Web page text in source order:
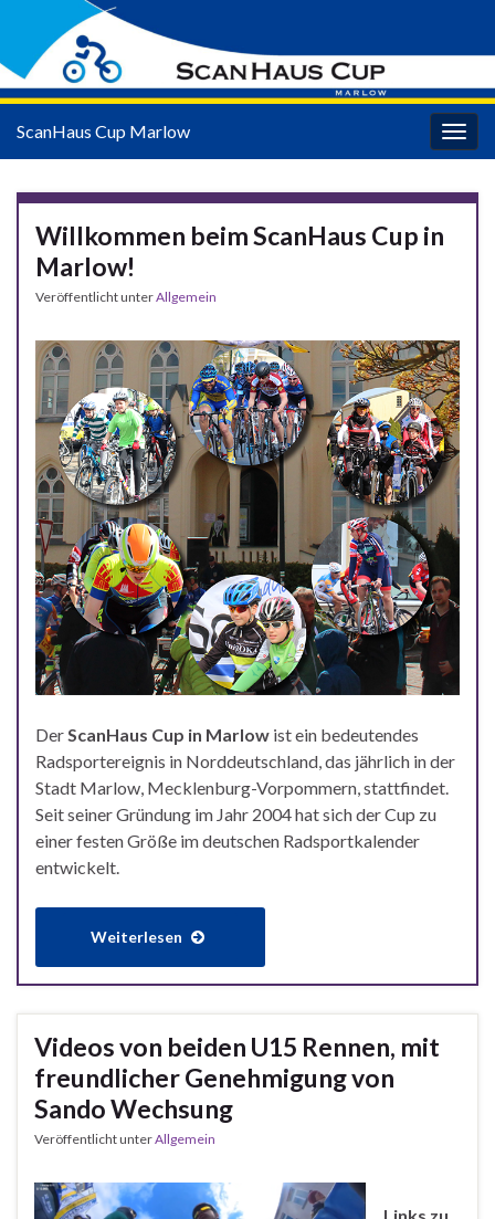
ScanHaus Cup Marlow
Willkommen beim ScanHaus Cup in
Marlow!
Veröffentlicht unterAllgemein
DerScanHaus Cup in Marlow ist ein bedeutendes
Radsportereignis in Norddeutschland, das jährlich in der
Stadt Marlow, Mecklenburg-Vorpommern, stattfindet.
Seit seiner Gründung im Jahr 2004 hat sich der Cup zu
einer festen Größe im deutschen Radsportkalender
entwickelt.
Weiterlesen
Videos von beiden U15 Rennen, mit
freundlicher Genehmigung von
Sando Wechsung
Veröffentlicht unterAllgemein